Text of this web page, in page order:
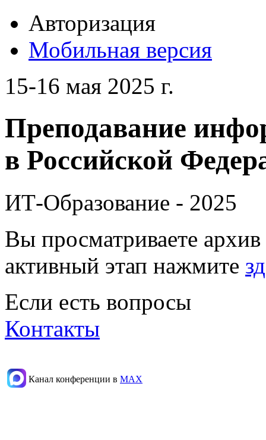
Авторизация
Мобильная версия
15-16 мая 2025 г.
Преподавание
в Российской
ИТ-Образование - 2025
Вы просматриваете
активный этап нажмите
Если есть вопросы
Контакты
Канал конференции в МАХ